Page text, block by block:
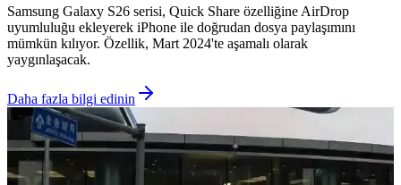
Samsung Galaxy S26 serisi, Quick Share özelliğine AirDrop
uyumluluğu ekleyerek iPhone ile doğrudan dosya paylaşımını
mümkün kılıyor. Özellik, Mart 2024'te aşamalı olarak
yaygınlaşacak.
Daha fazla bilgi edinin